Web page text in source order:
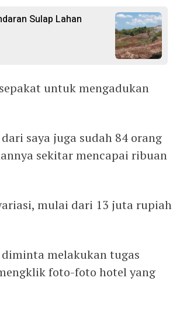
Sulap Lahan
untuk mengadukan
saya juga sudah 84 orang
sekitar mencapai ribuan
mulai dari 13 juta rupiah
melakukan tugas
foto-foto hotel yang